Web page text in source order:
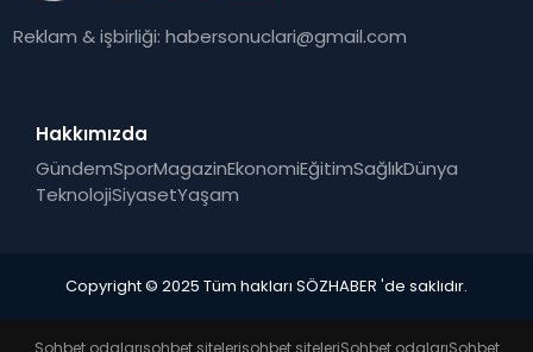
Reklam & işbirliği:habersonuclari@gmail.com
Hakkımızda
GündemSporMagazinEkonomiEğitimSağlıkDünya
TeknolojiSiyasetYaşam
Copyright © 2025 Tüm hakları SÖZHABER 'de saklıdır.